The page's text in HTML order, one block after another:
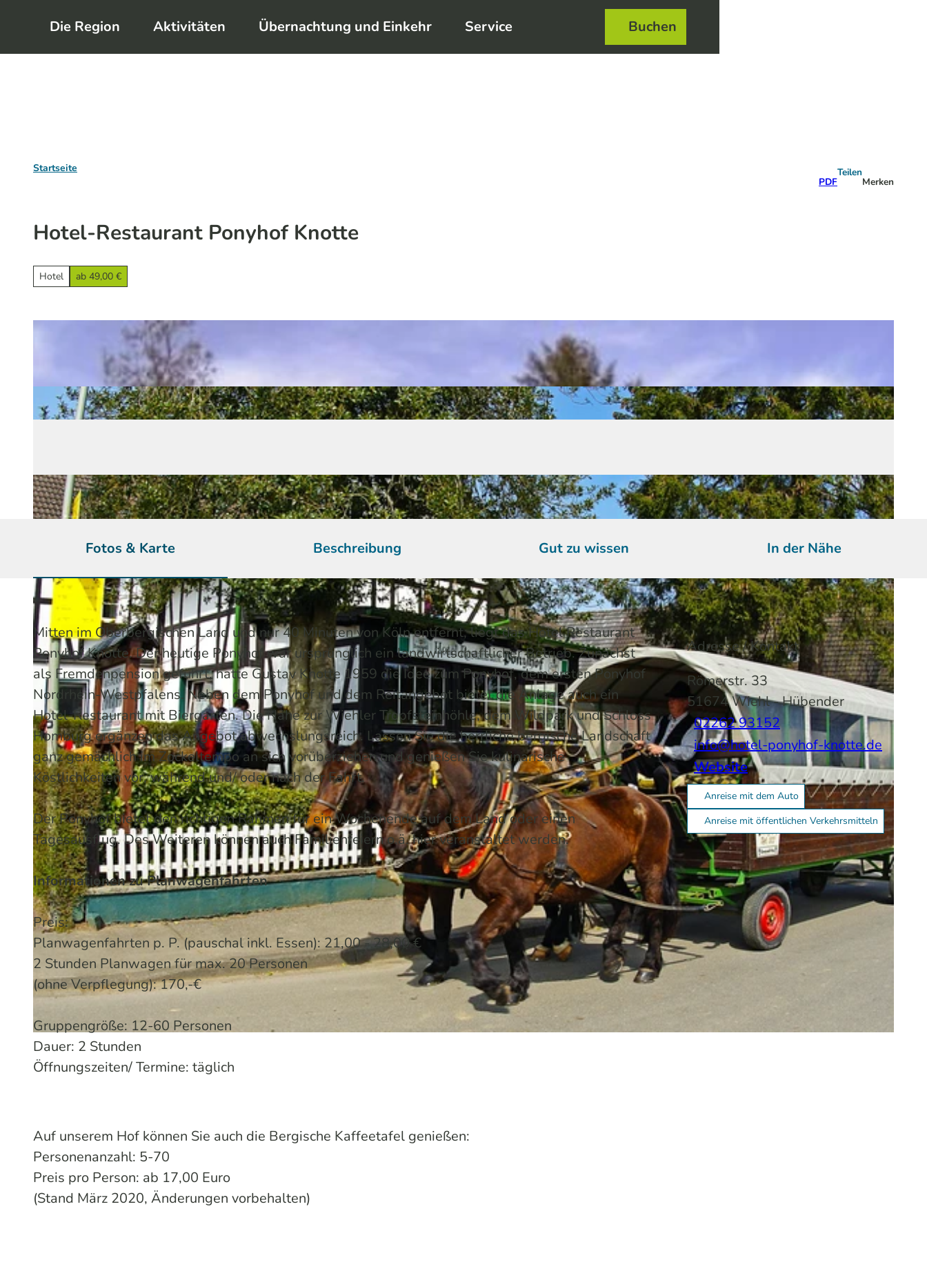
m
Die Region Aktivitäten Übernachtung und Einkehr Service Buchen
Startseite
PDF
Teilen
Merken
Hotel-Restaurant Ponyhof Knotte
Hotel ab 49,00 €
© Hotel-Restaurant Ponyhof Knotte
Fotos & Karte Beschreibung Gut zu wissen In der Nähe
Mitten im Oberbergischen Land und nur 40 Minuten von Köln entfernt, liegt das Hotel Restaurant
Ponyhof Knotte. Der heutige Ponyhof war ursprünglich ein landwirtschaftlicher Betrieb. Zunächst
als Fremdenpension geführt, hatte Gustav Knotte 1959 die Idee zum Ponyhof, dem ersten Ponyhof
Nordrhein-Westpfalens. Neben dem Ponyhof und dem Reitangebot bietet die Anlage auch ein
Hotel-Restaurant mit Biergarten. Die Nähe zur Wiehler Tropfsteinhöhle, dem Wildpark und Schloss
Homburg ergänzen das Angebot abwechslungsreich. Lassen Sie die herrliche bergische Landschaft
ganz gemächlich im Zockeltempo an sich vorüberziehen und genießen Sie kulinarische
Köstlichkeiten vor, während und/ oder nach der Fahrt.
Der Ponyhof bietet den richtigen Rahmen für ein Wochenende auf dem Land oder einen
Tagesausflug. Des Weiteren können auch Familienfeiern o.ä. hier veranstaltet werden.
Informationen zu Planwagenfahrten
Preis:
Planwagenfahrten p. P. (pauschal inkl. Essen): 21,00 - 28,00 €
2 Stunden Planwagen für max. 20 Personen
(ohne Verpflegung): 170,-€
Gruppengröße: 12-60 Personen
Dauer: 2 Stunden
Öffnungszeiten/ Termine: täglich
Auf unserem Hof können Sie auch die Bergische Kaffeetafel genießen:
Personenanzahl: 5-70
Preis pro Person: ab 17,00 Euro
(Stand März 2020, Änderungen vorbehalten)
Adresse / Kontakt
Römerstr. 33
51674Wiehl- Hübender
02262 93152
info@hotel-ponyhof-knotte.de
Website
Anreise mit dem Auto
Anreise mit öffentlichen Verkehrsmitteln